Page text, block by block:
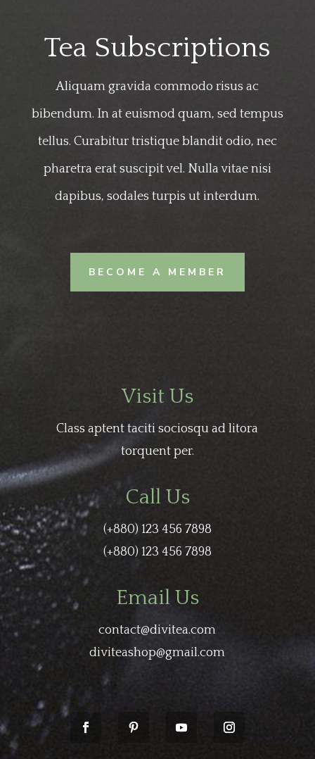
Tea Subscriptions
Aliquam gravida commodo risus ac
bibendum. In at euismod quam, sed tempus
tellus. Curabitur tristique blandit odio, nec
pharetra erat suscipit vel. Nulla vitae nisi
dapibus, sodales turpis ut interdum.
BECOME A MEMBER
Visit Us
Class aptent taciti sociosqu ad litora
torquent per.
Call Us
(+880) 123 456 7898
(+880) 123 456 7898
Email Us
contact@divitea.com
diviteashop@gmail.com